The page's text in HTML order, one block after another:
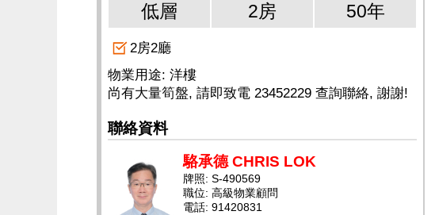
低層 2房 50年
2房2廳
物業用途: 洋樓
尚有大量筍盤, 請即致電 23452229 查詢聯絡, 謝謝!
聯絡資料
駱承德 CHRIS LOK
牌照: S-490569
職位: 高級物業顧問
電話: 91420831